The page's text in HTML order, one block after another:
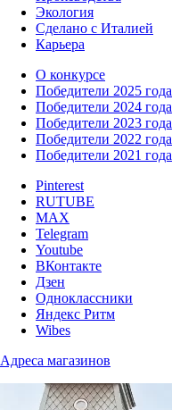
Экология
Сделано с Италией
Карьера
О конкурсе
Победители 2025 года
Победители 2024 года
Победители 2023 года
Победители 2022 года
Победители 2021 года
Pinterest
RUTUBE
MAX
Telegram
Youtube
ВКонтакте
Дзен
Одноклассники
Яндекс Ритм
Wibes
Адреса магазинов